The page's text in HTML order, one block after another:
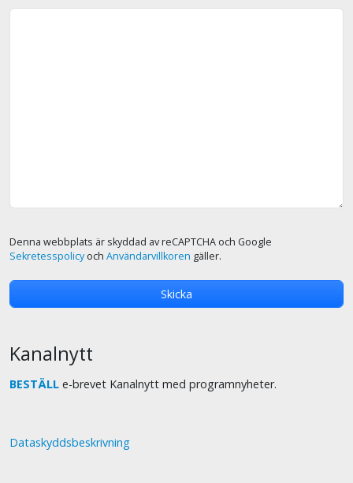
Denna webbplats är skyddad av reCAPTCHA och Google
Sekretesspolicyoch Användarvillkoren gäller.
Kanalnytt
BESTÄLL e-brevet Kanalnytt med programnyheter.
Dataskyddsbeskrivning